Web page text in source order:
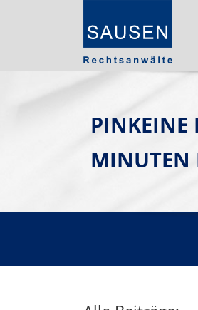
PINKEINE
MINUTEN